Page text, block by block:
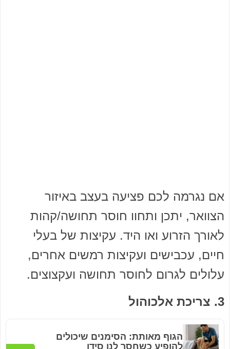
אם נגרמה לכם פציעה בעצב באיזור
הצוואר, יתכן ותחוו חוסר תחושה/קהות
לאורך הזרוע ואו היד. עקיצות של בעלי
חיים, עכבישים ועקיצות רמשים אחרים,
עלולים לגרום לחוסר תחושה ועקצוצים.
3. צריכת אלכוהול
הגוף מאותת: הסימנים שיכולים
להופיע כשחסר לנו סידן